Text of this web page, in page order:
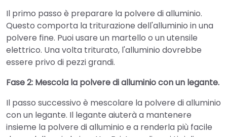
Il primo passo è preparare la polvere di alluminio.
Questo comporta la triturazione dell'alluminio in una
polvere fine. Puoi usare un martello o un utensile
elettrico. Una volta triturato, l'alluminio dovrebbe
essere privo di pezzi grandi.
Fase 2: Mescola la polvere di alluminio con un legante.
Il passo successivo è mescolare la polvere di alluminio
con un legante. Il legante aiuterà a mantenere
insieme la polvere di alluminio e a renderla più facile